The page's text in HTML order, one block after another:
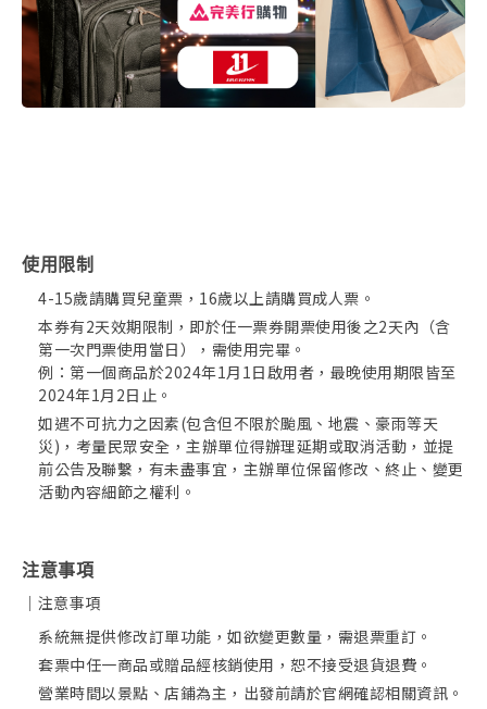
使用限制
4-15歲請購買兒童票，16歲以上請購買成人票。
本券有2天效期限制，即於任一票券開票使用後之2天內（含
第一次門票使用當日），需使用完畢。
例：第一個商品於2024年1月1日啟用者，最晚使用期限皆至
2024年1月2日止。
如遇不可抗力之因素(包含但不限於颱風、地震、豪雨等天
災)，考量民眾安全，主辦單位得辦理延期或取消活動，並提
前公告及聯繫，有未盡事宜，主辦單位保留修改、終止、變更
活動內容細節之權利。
注意事項
｜注意事項
系統無提供修改訂單功能，如欲變更數量，需退票重訂。
套票中任一商品或贈品經核銷使用，恕不接受退貨退費。
營業時間以景點、店鋪為主，出發前請於官網確認相關資訊。